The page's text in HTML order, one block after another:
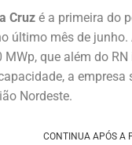
Cruz é a primeira do
último mês de
que além do
a
Nordeste.
CONTINUA APÓS A